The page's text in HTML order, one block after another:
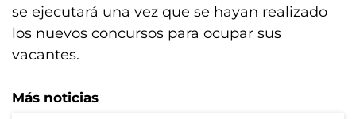
se ejecutará una vez que se hayan realizado
los nuevos concursos para ocupar sus
vacantes.
Más noticias